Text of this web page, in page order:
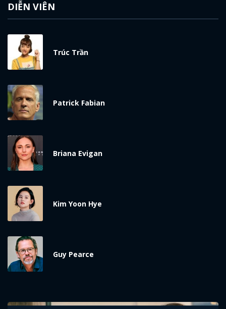
DIỄN VIÊN
Trúc Trần
Patrick Fabian
Briana Evigan
Kim Yoon Hye
Guy Pearce